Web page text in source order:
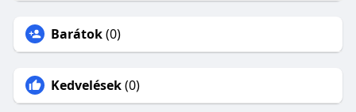
Barátok(0)
Kedvelések(0)